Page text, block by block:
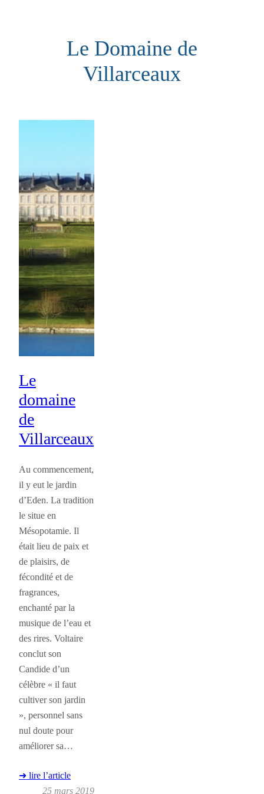
Le Domaine de
Villarceaux
Le
domaine
de
Villarceaux
Au commencement,
il y eut le jardin
d’Eden. La tradition
le situe en
Mésopotamie. Il
était lieu de paix et
de plaisirs, de
fécondité et de
fragrances,
enchanté par la
musique de l’eau et
des rires. Voltaire
conclut son
Candide d’un
célèbre « il faut
cultiver son jardin
», personnel sans
nul doute pour
améliorer sa…
➜ lire l’article
25 mars 2019